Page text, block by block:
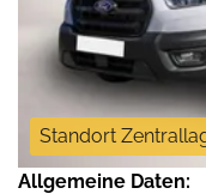
Standort
Allgemeine Daten: